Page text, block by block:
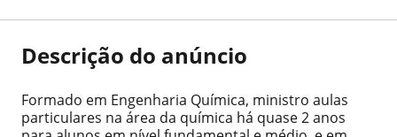
Descrição do anúncio
Formado em Engenharia Química, ministro aulas
particulares na área da química há quase 2 anos